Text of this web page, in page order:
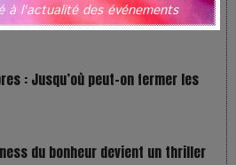
à l'actualité des événements